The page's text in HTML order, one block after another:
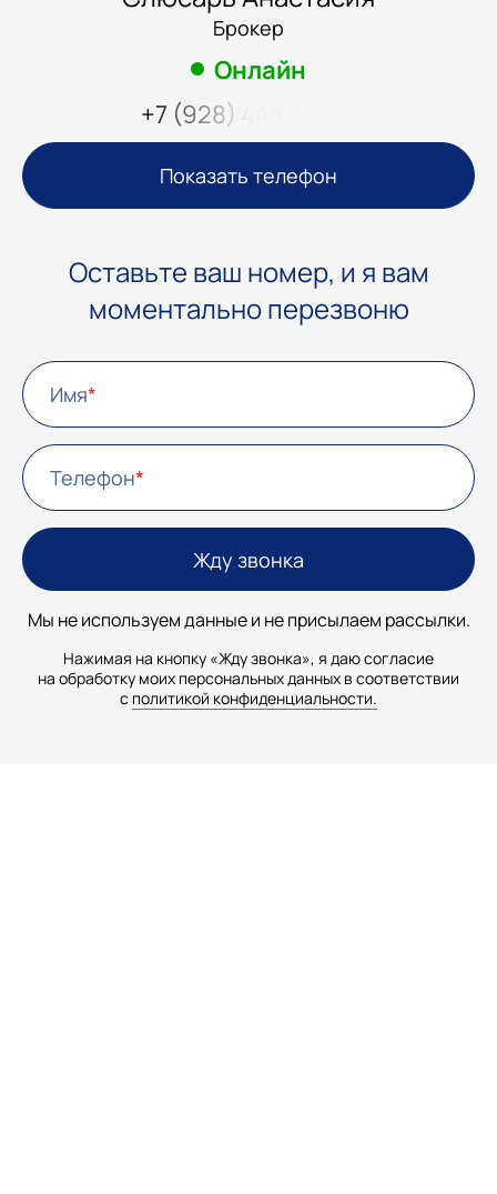
Брокер
Онлайн
+7 (928) 448-69-17
Показать телефон
Оставьте ваш номер, и я вам
моментально перезвоню
Имя
Телефон
Мы не используем данные и не присылаем рассылки.
Нажимая на кнопку «Жду звонка», я даю согласие
на обработку моих персональных данных в соответствии
с политикой конфиденциальности.